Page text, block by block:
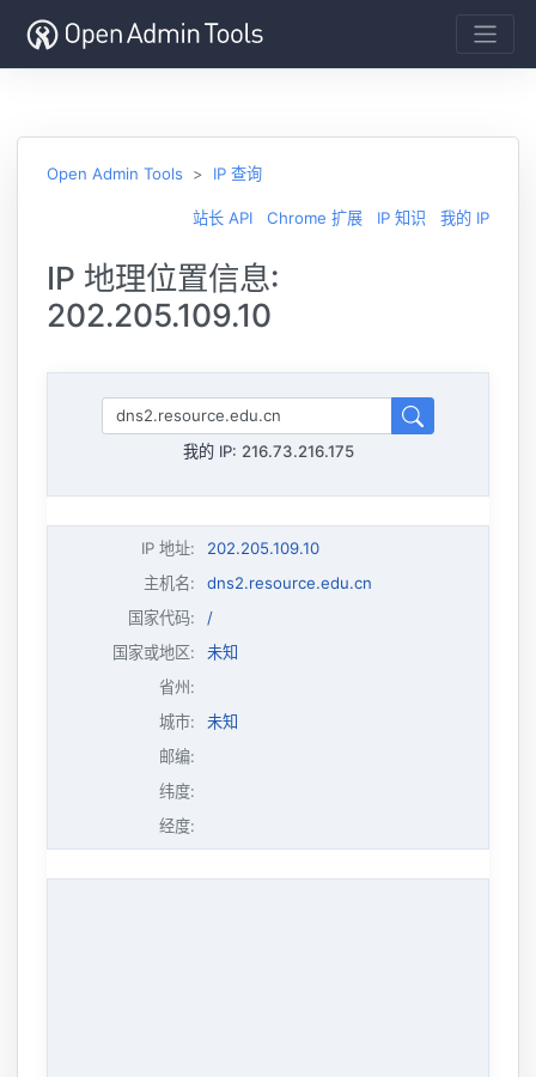
Open Admin Tools IP 查询
站长 API Chrome 扩展 IP 知识 我的 IP
IP 地理位置信息:
202.205.109.10
我的 IP: 216.73.216.175
IP 地址:
202.205.109.10
主机名:
dns2.resource.edu.cn
国家代码:
/
国家或地区:
未知
省州:
城市:
未知
邮编:
纬度:
经度: